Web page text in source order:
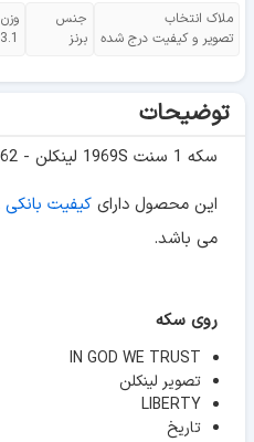
ملاک انتخاب
تصویر و کیفیت درج شده
جنس
برنز
وزن
3.1 گرم
توضیحات
سکه 1 سنت 1969S لینکلن - MS62 - آمریکا
این محصول دارای کیفیت بانکی MS62
می باشد.
روی سکه
IN GOD WE TRUST
تصویر لینکلن
LIBERTY
تاریخ